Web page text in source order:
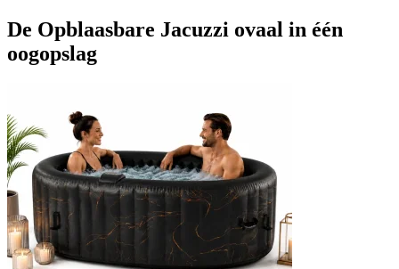
De Opblaasbare Jacuzzi ovaal in één
oogopslag